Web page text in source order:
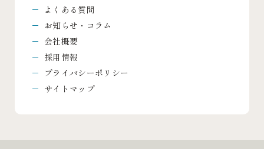
よくある質問
お知らせ・コラム
会社概要
採用情報
プライバシーポリシー
サイトマップ